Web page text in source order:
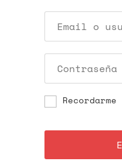
Recordarme